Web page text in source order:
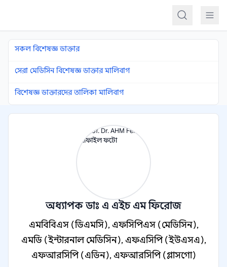
সকল বিশেষজ্ঞ ডাক্তার
সেরা মেডিসিন বিশেষজ্ঞ ডাক্তার মালিবাগ
বিশেষজ্ঞ ডাক্তারদের তালিকা মালিবাগ
অধ্যাপক ডাঃ এ এইচ এম ফিরোজ
এমবিবিএস (ডিএমসি), এফসিপিএস (মেডিসিন),
এমডি (ইন্টারনাল মেডিসিন), এফএসিপি (ইউএসএ),
এফআরসিপি (এডিন), এফআরসিপি (গ্লাসগো)